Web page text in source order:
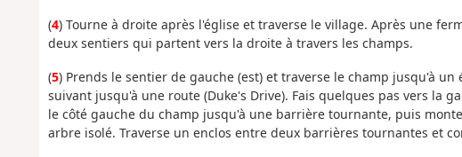
(4) Tourne à droite après l'église et traverse le village. Après une
deux sentiers qui partent vers la droite à travers les champs.
(5) Prends le sentier de gauche (est) et traverse le champ jusqu'à
suivant jusqu'à une route (Duke's Drive). Fais quelques pas vers la
le côté gauche du champ jusqu'à une barrière tournante, puis
arbre isolé. Traverse un enclos entre deux barrières tournantes et